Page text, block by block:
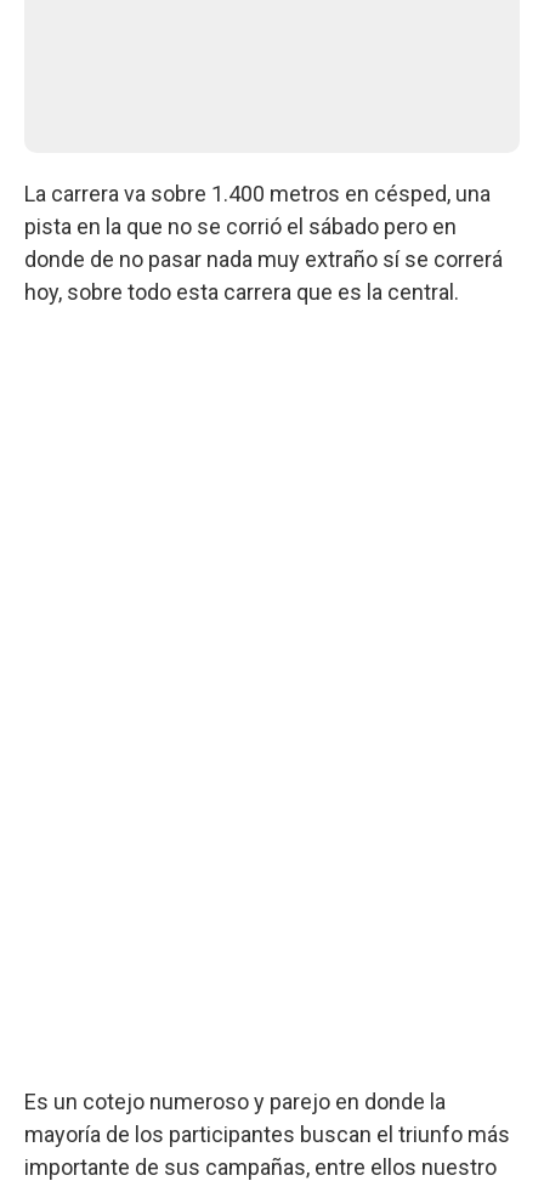
La carrera va sobre 1.400 metros en césped, una
pista en la que no se corrió el sábado pero en
donde de no pasar nada muy extraño sí se correrá
hoy, sobre todo esta carrera que es la central.
Es un cotejo numeroso y parejo en donde la
mayoría de los participantes buscan el triunfo más
importante de sus campañas, entre ellos nuestro